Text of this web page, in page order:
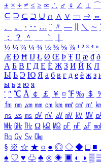
± × ÷ ≠ ≤ ≥ ∞ ∴ ♂ ♀ ∠ ⊥ ⌒
⊆ ⊇ ⊂ ⊃ ∪ ∩ ∧ ∨ ￢ ⇒ ⇔
、
。 · ‥ … ¨ 〃 ― ＼ ∼ ´
；
？ ＾ ｀
½ ⅓ ⅔ ¼ ¾ ⅛ ⅜ ⅝ ⅞ ¹ ² ³ ⁴ ⁿ
Æ Ð Ħ Ĳ Ł Ø Œ Þ Ŧ Ŋ æ đ ð
А Б В Г Д Е Ё Ж З И Й К Л
Ы Ь Э Ю Я а б в г д е ё ж з
ы ь э ю я
′ ″ ℃ Å ￠ ￡ ￥ ¤ ℉ ‰ ＄
㎙ ㎚ ㎛ ㎜ ㎝ ㎞ ㎟ ㎠ ㎡
㎱ ㎲ ㎳ ㎴ ㎵ ㎶ ㎷ ㎸ ㎹
㎒ ㎓ ㎔ Ω ㏀ ㏁ ㎊ ㎋ ㎌ ㏖
㏃ ㏉ ㏜ ㏆
§ ※ ☆ ★ ○ ● ◎ ◇ ◆ □ ■
♠ ♡ ♥ ♧ ♣ ⊙ ◈ ▣ ◐ ◑ ▒